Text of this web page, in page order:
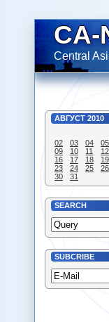
CA-
Central
АВГУСТ 2010
02
03 04 05
09
10 11 12
16
17 18 19
23
24 25 26
30
31
SEARCH
SUBCRIBE